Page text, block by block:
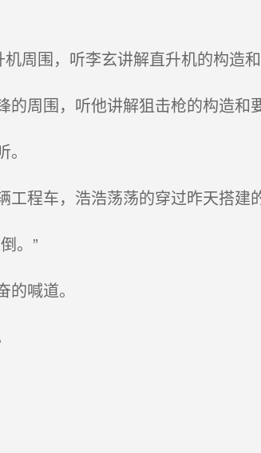
周围，听李玄讲解直升机的构造和
周围，听他讲解狙击枪的构造和要
程车，浩浩荡荡的穿过昨天搭建
。”
喊道。